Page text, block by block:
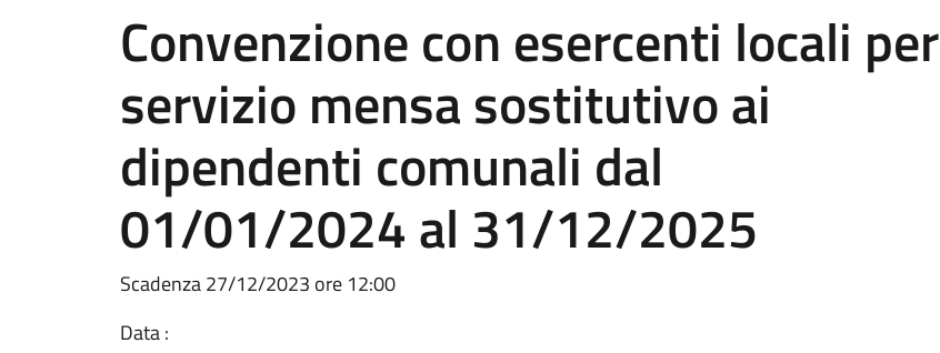
Convenzione con esercenti locali per
servizio mensa sostitutivo ai
dipendenti comunali dal
01/01/2024 al 31/12/2025
Scadenza 27/12/2023 ore 12:00
Data :